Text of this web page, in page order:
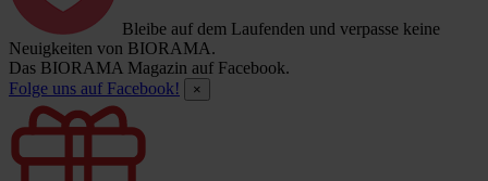
Bleibe auf dem Laufenden und verpasse keine
Neuigkeiten von BIORAMA.
Das BIORAMA Magazin auf Facebook.
Folge uns auf Facebook!
×